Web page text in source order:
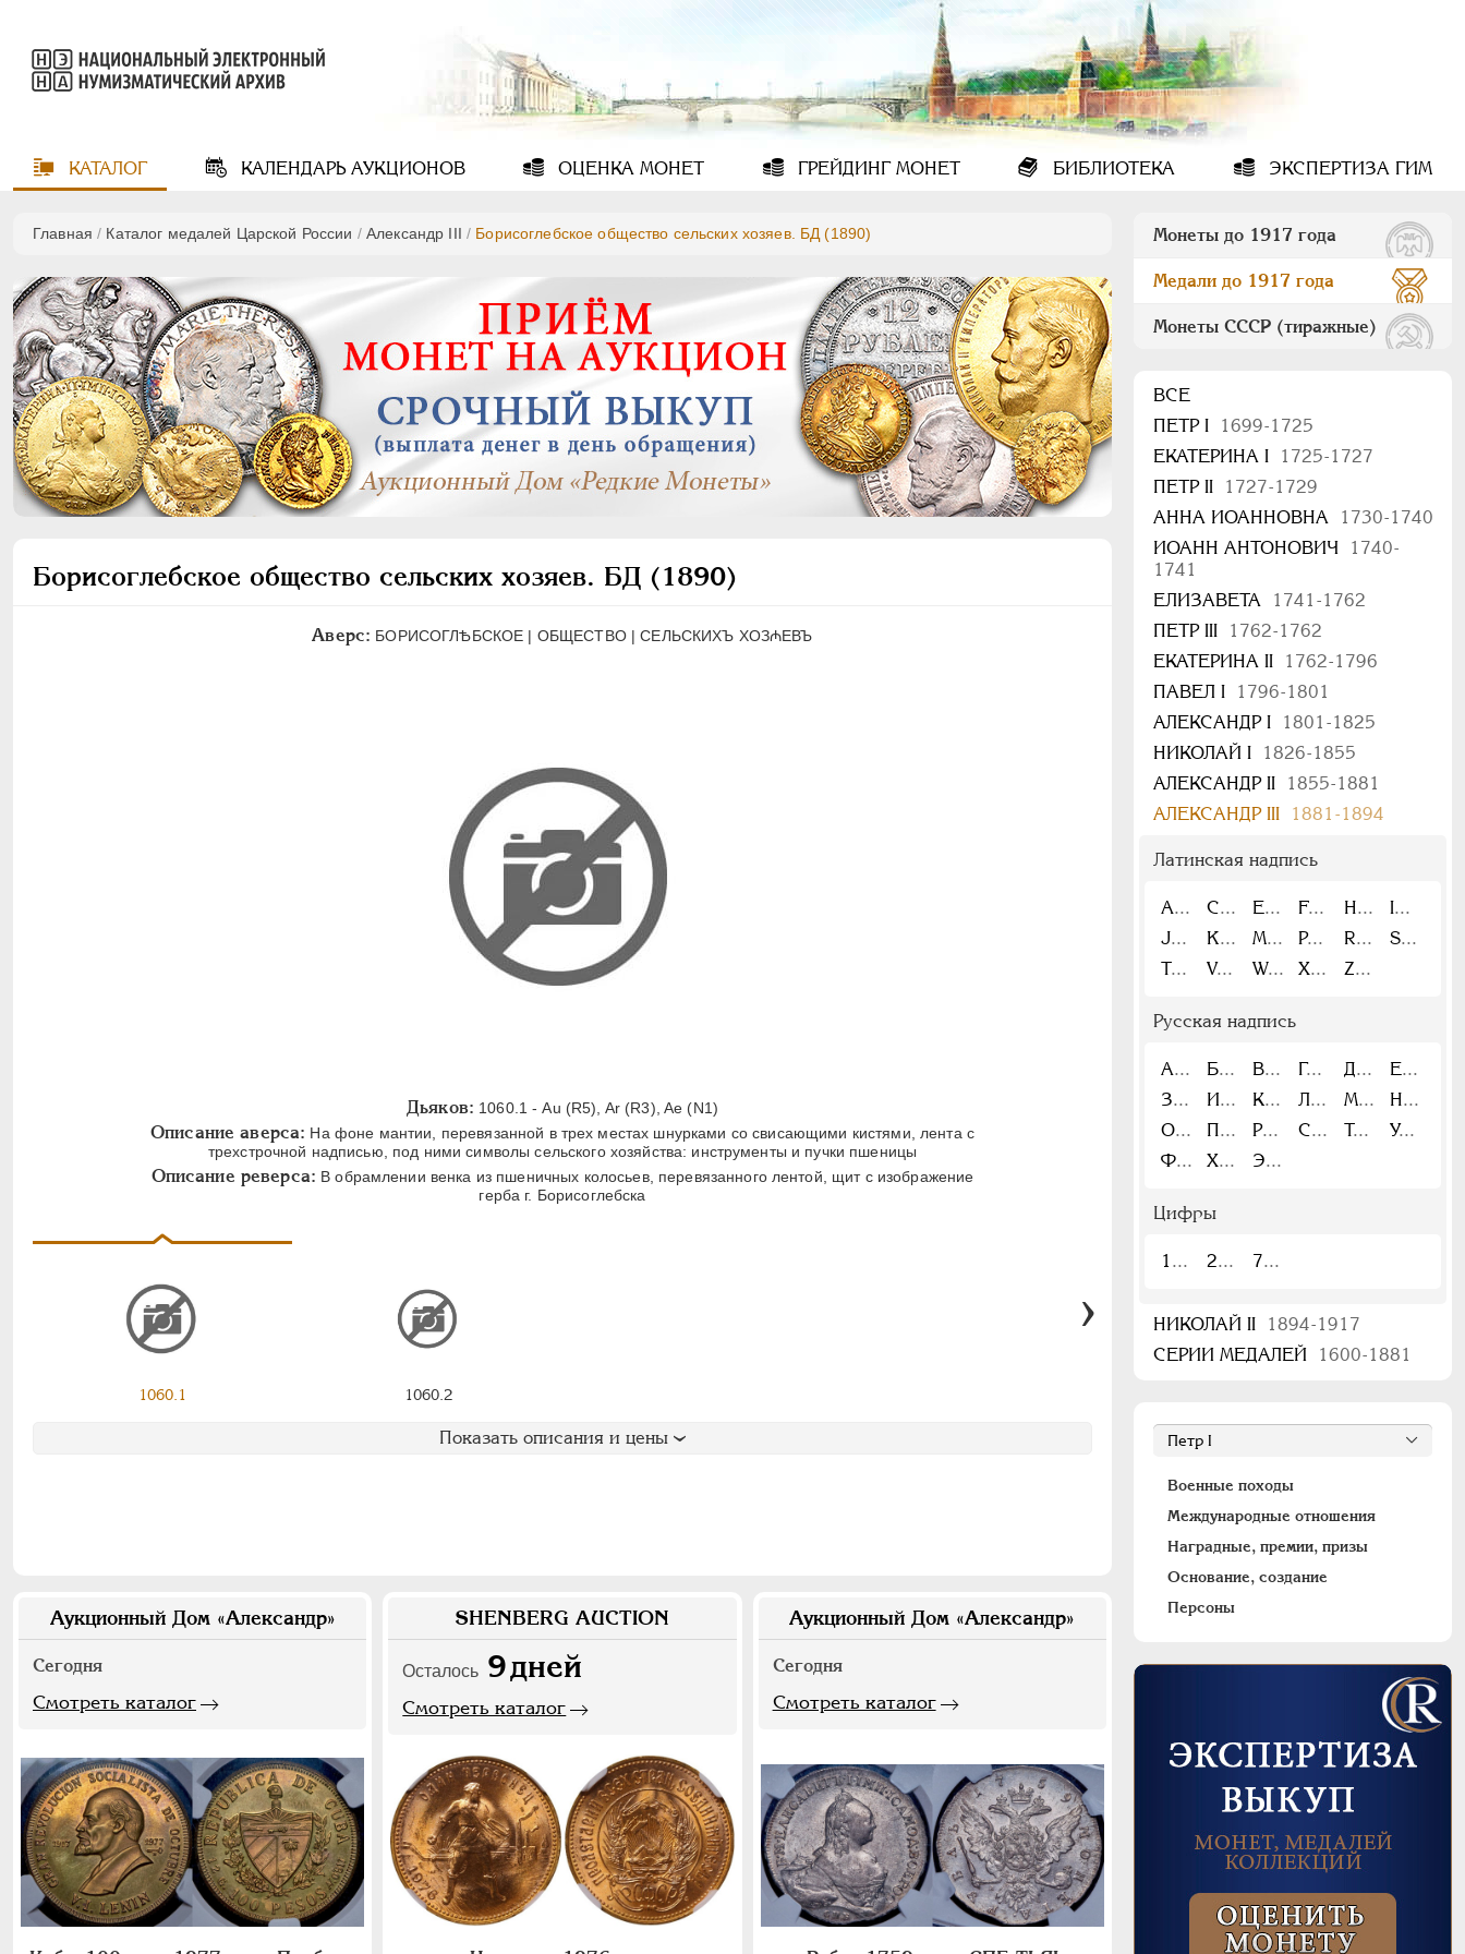
КАТАЛОГ КАЛЕНДАРЬАУКЦИОНОВ ОЦЕНКА МОНЕТ ГРЕЙДИНГМОНЕТ БИБЛИОТЕКА ЭКСПЕРТИЗА ГИМ
Главная / Каталог медалей Царской России /Александр III / Борисоглебское общество сельских хозяев. БД (1890)
Борисоглебское общество сельских хозяев. БД (1890)
Аверс: БОРИСОГЛѢБСКОЕ | ОБЩЕСТВО | СЕЛЬСКИХЪ ХОЗ₼ЕВЪ
Дьяков: 1060.1 - Au (R5), Ar (R3), Ae (N1)
Описание аверса: На фоне мантии, перевязанной в трех местах шнурками со свисающими кистями, лента с
трехстрочной надписью, под ними символы сельского хозяйства: инструменты и пучки пшеницы
Описание реверса: В обрамлении венка из пшеничных колосьев, перевязанного лентой, щит с изображение
герба г. Борисоглебска
1060.1 1060.2
Показать описания и цены
Аукционный Дом «Александр»
Сегодня
Смотреть каталог
SHENBERG AUCTION
Осталось 9дней
Смотреть каталог
Аукционный Дом «Александр»
Сегодня
Смотреть каталог
Монеты до 1917 года
Медали до 1917 года
Монеты СССР (тиражные)
ВСЕ
ПEТР I
1699-1725
ЕКАТЕРИНА I
1725-1727
ПЕТР II
1727-1729
АННА ИОАННОВНА
1730-1740
ИОАНН АНТОНОВИЧ
1740-
1741
ЕЛИЗАВЕТА
1741-1762
ПЕТР III
1762-1762
ЕКАТЕРИНА II
1762-1796
ПАВЕЛ I
1796-1801
АЛЕКСАНДР I
1801-1825
НИКОЛАЙ I
1826-1855
АЛЕКСАНДР II
1855-1881
АЛЕКСАНДР III
1881-1894
Латинская надпись
A C E F H
I
J
K M P R
S
T
V W X Z
Русская надпись
А Б В Г Д
Е
З
И К Л М
Н
О
П Р С Т
У
Ф
Х Э
Цифры
1 2 7
НИКОЛАЙ II
1894-1917
СЕРИИ МЕДАЛЕЙ
1600-1881
Военные походы
Международные отношения
Наградные, премии, призы
Основание, создание
Персоны